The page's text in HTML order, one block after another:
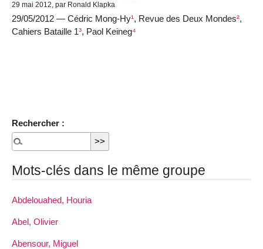
29 mai 2012, par Ronald Klapka
29/05/2012 — Cédric Mong-Hy¹, Revue des Deux Mondes²,
Cahiers Bataille 1³, Paol Keineg⁴
Rechercher :
Mots-clés dans le même groupe
Abdelouahed, Houria
Abel, Olivier
Abensour, Miguel